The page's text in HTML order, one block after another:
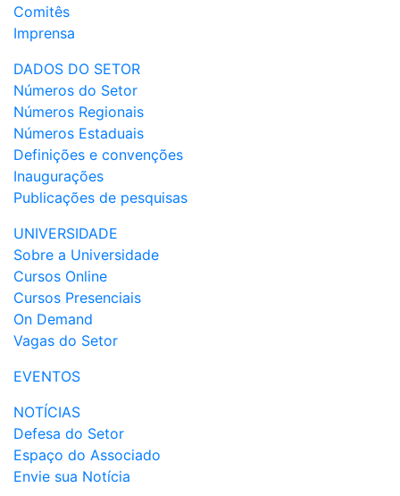
Comitês
Imprensa
DADOS DO SETOR
Números do Setor
Números Regionais
Números Estaduais
Definições e convenções
Inaugurações
Publicações de pesquisas
UNIVERSIDADE
Sobre a Universidade
Cursos Online
Cursos Presenciais
On Demand
Vagas do Setor
EVENTOS
NOTÍCIAS
Defesa do Setor
Espaço do Associado
Envie sua Notícia